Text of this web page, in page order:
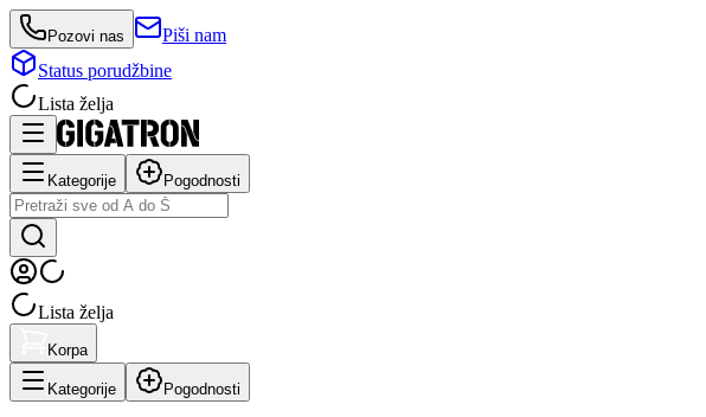
Pozovi nas
Piši nam
Status porudžbine
Lista želja
Kategorije Pogodnosti
Lista želja
Korpa
Kategorije Pogodnosti